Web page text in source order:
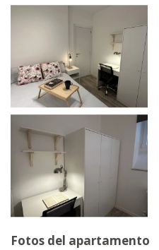
Fotos del apartamento